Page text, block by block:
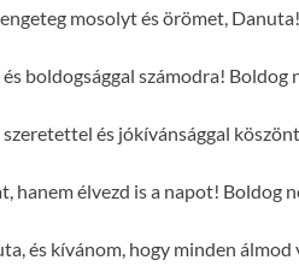
mosolyt és örömet, Danuta!
boldogsággal számodra!
és jókívánsággal
hanem élvezd is a napot! Boldog
és kívánom, hogy minden